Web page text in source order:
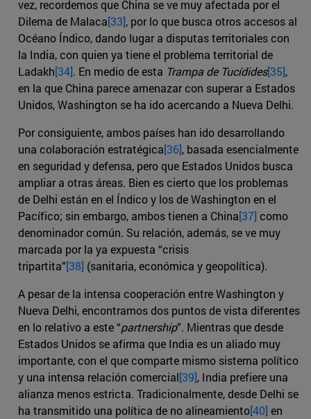
vez, recordemos que China se ve muy afectada por el
Dilema de Malaca[33], por lo que busca otros accesos al
Océano Índico, dando lugar a disputas territoriales con
la India, con quien ya tiene el problema territorial de
Ladakh[34]. En medio de esta Trampa de Tucídides[35],
en la que China parece amenazar con superar a Estados
Unidos, Washington se ha ido acercando a Nueva Delhi.
Por consiguiente, ambos países han ido desarrollando
una colaboración estratégica[36], basada esencialmente
en seguridad y defensa, pero que Estados Unidos busca
ampliar a otras áreas. Bien es cierto que los problemas
de Delhi están en el Índico y los de Washington en el
Pacífico; sin embargo, ambos tienen a China[37] como
denominador común. Su relación, además, se ve muy
marcada por la ya expuesta “crisis
tripartita”[38] (sanitaria, económica y geopolítica).
A pesar de la intensa cooperación entre Washington y
Nueva Delhi, encontramos dos puntos de vista diferentes
en lo relativo a este “partnership”. Mientras que desde
Estados Unidos se afirma que India es un aliado muy
importante, con el que comparte mismo sistema político
y una intensa relación comercial[39], India prefiere una
alianza menos estricta. Tradicionalmente, desde Delhi se
ha transmitido una política de no alineamiento[40] en